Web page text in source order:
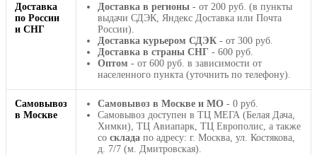
Доставка
по России
и СНГ
Доставка в регионы - от 200 руб. (в пункты
выдачи СДЭК, Яндекс Доставка или Почта
России).
Доставка курьером СДЭК - от 300 руб.
Доставка в страны СНГ - 600 руб.
Оптом - от 600 руб. в зависимости от
населенного пункта (уточнить по телефону).
Самовывоз
в Москве
Самовывоз в Москве и МО - 0 руб.
Самовывоз доступен в ТЦ МЕГА (Белая Дача,
Химки), ТЦ Авиапарк, ТЦ Европолис, а также
со склада по адресу: г. Москва, ул. Костякова,
д. 7/7 (м. Дмитровская).